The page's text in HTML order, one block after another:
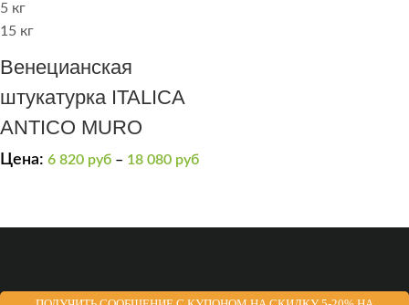
5 кг
15 кг
Венецианская
штукатурка ITALICA
ANTICO MURO
Цена: 6 820 руб – 18 080 руб